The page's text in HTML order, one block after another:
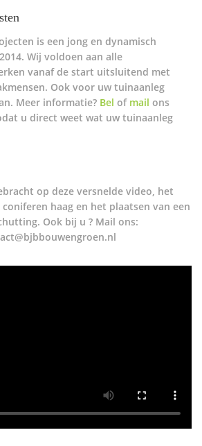
is een jong en dynamisch
Wij voldoen aan alle
vanaf de start uitsluitend met
Ook voor uw tuinaanleg
Meer informatie? Bel of mail ons
u direct weet wat uw tuinaanleg
op deze versnelde video, het
haag en het plaatsen van een
Ook bij u ? Mail ons: